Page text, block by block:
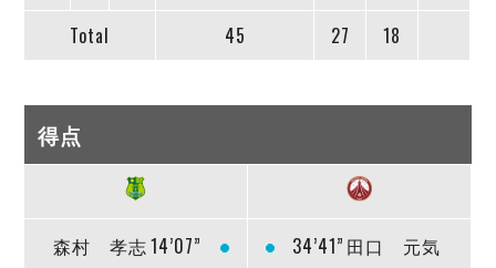
Total
45 27 18
得点
森村 孝志14’07” 34’41” 田口 元気